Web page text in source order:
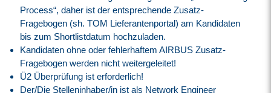
Process“, daher ist der entsprechende Zusatz-
Fragebogen (sh. TOM Lieferantenportal) am Kandidaten
bis zum Shortlistdatum hochzuladen.
Kandidaten ohne oder fehlerhaftem AIRBUS Zusatz-
Fragebogen werden nicht weitergeleitet!
Ü2 Überprüfung ist erforderlich!
Der/Die Stelleninhaber/in ist als Network Engineer